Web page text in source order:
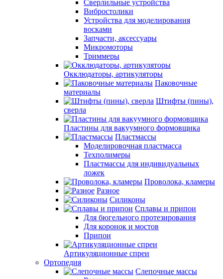
Сверлильные устройства
Вибростолики
Устройства для моделирования
восками
Запчасти, аксессуары
Микромоторы
Триммеры
Окклюдаторы, артикуляторы
Паковочные
материалы
Штифты (пины),
сверла
Пластины для вакуумного формовщика
Пластмассы
Моделировочная пластмасса
Техполимеры
Пластмассы для индивидуальных
ложек
Проволока, кламеры
Разное
Силиконы
Сплавы и припои
Для бюгельного протезирования
Для коронок и мостов
Припои
Артикуляционные спреи
Ортопедия
Слепочные массы